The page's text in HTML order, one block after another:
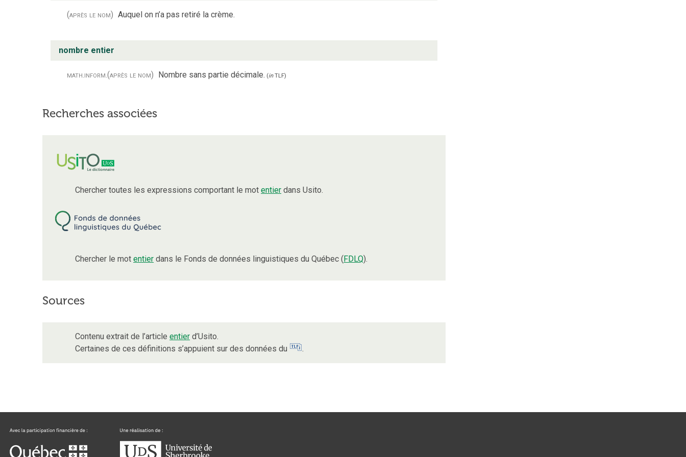
(après le nom) Auquel on n’a pas retiré la crème.
nombre entier
math.inform.(après le nom) Nombre sans partie décimale. (inTLF)
Recherches associées
Chercher toutes les expressions comportant le motentier dans Usito.
Chercher le motentier dans le Fonds de données linguistiques du Québec (FDLQ).
Sources
Contenu extrait de l’articleentier d’Usito.
Certaines de ces définitions s’appuient sur des données du
.